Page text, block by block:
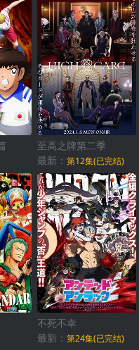
至高之牌第二季
最新： 第12集(已完结)
不死不幸
最新： 第24集(已完结)